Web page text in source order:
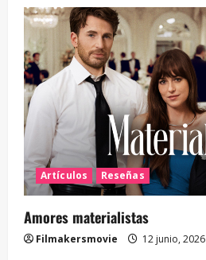
Artículos Reseñas
Amores materialistas
Filmakersmovie 12 junio, 2026